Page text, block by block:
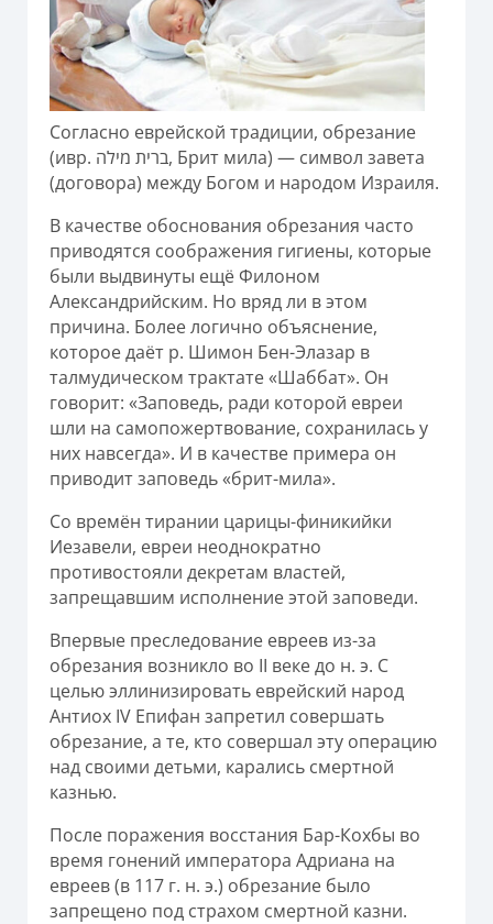
Согласно еврейской традиции, обрезание
(ивр. ‏ברית מילה‏‎, Брит мила) — символ завета
(договора) между Богом и народом Израиля.
В качестве обоснования обрезания часто
приводятся соображения гигиены, которые
были выдвинуты ещё Филоном
Александрийским. Но вряд ли в этом
причина. Более логично объяснение,
которое даёт р. Шимон Бен-Элазар в
талмудическом трактате «Шаббат». Он
говорит: «Заповедь, ради которой евреи
шли на самопожертвование, сохранилась у
них навсегда». И в качестве примера он
приводит заповедь «брит-мила».
Со времён тирании царицы-финикийки
Иезавели, евреи неоднократно
противостояли декретам властей,
запрещавшим исполнение этой заповеди.
Впервые преследование евреев из-за
обрезания возникло во II веке до н. э. С
целью эллинизировать еврейский народ
Антиох IV Епифан запретил совершать
обрезание, а те, кто совершал эту операцию
над своими детьми, карались смертной
казнью.
После поражения восстания Бар-Кохбы во
время гонений императора Адриана на
евреев (в 117 г. н. э.) обрезание было
запрещено под страхом смертной казни.